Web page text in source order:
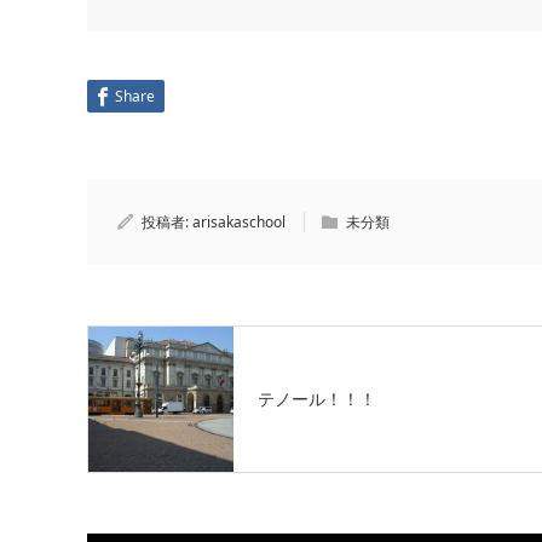
Share
投稿者:arisakaschool 未分類
テノール！！！